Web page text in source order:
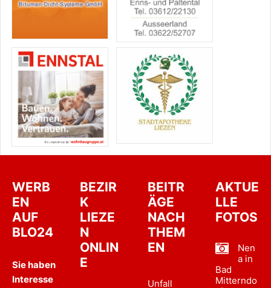
WERB
EN
AUF
BLO24
Sie haben
Interesse
BEZIR
K
LIEZE
N
ONLIN
E
BEITR
ÄGE
NACH
THEM
EN
Unfall
AKTUE
LLE
FOTOS
Nen
a in
Bad
Mitterndo